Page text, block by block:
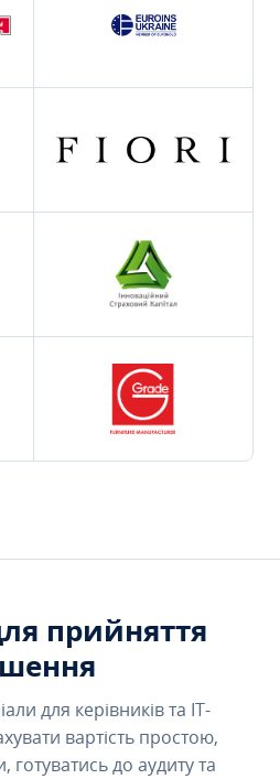
прийняття
для керівників та IT-
вартість простою,
готуватись до аудиту та